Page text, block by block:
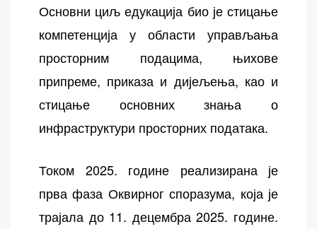
Основни циљ едукација био је стицање
компетенција у области управљања
просторним подацима, њихове
припреме, приказа и дијељења, као и
стицање основних знања о
инфраструктури просторних података.
Током 2025. године реализирана је
прва фаза Оквирног споразума, која је
трајала до 11. децембра 2025. године.